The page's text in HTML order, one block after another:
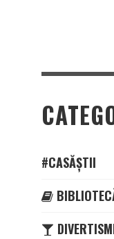
#CASĂȘTII